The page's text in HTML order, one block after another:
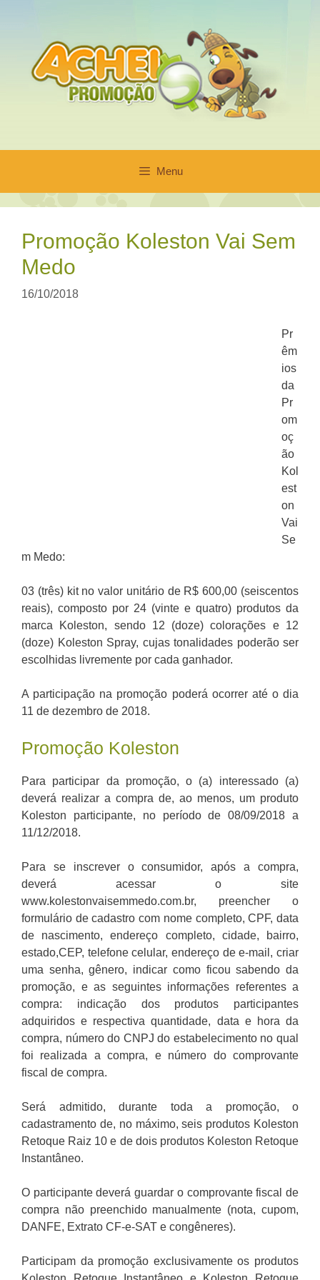
conteúdo
Menu
Promoção Koleston Vai Sem
Medo
16/10/2018
Pr
êm
ios
da
Pr
om
oç
ão
Kol
est
on
Vai
Se
m Medo:
03 (três) kit no valor unitário de R$ 600,00 (seiscentos
reais), composto por 24 (vinte e quatro) produtos da
marca Koleston, sendo 12 (doze) colorações e 12
(doze) Koleston Spray, cujas tonalidades poderão ser
escolhidas livremente por cada ganhador.
A participação na promoção poderá ocorrer até o dia
11 de dezembro de 2018.
Promoção Koleston
Para participar da promoção, o (a) interessado (a)
deverá realizar a compra de, ao menos, um produto
Koleston participante, no período de 08/09/2018 a
11/12/2018.
Para se inscrever o consumidor, após a compra,
deverá acessar o site
www.kolestonvaisemmedo.com.br, preencher o
formulário de cadastro com nome completo, CPF, data
de nascimento, endereço completo, cidade, bairro,
estado,CEP, telefone celular, endereço de e-mail, criar
uma senha, gênero, indicar como ficou sabendo da
promoção, e as seguintes informações referentes a
compra: indicação dos produtos participantes
adquiridos e respectiva quantidade, data e hora da
compra, número do CNPJ do estabelecimento no qual
foi realizada a compra, e número do comprovante
fiscal de compra.
Será admitido, durante toda a promoção, o
cadastramento de, no máximo, seis produtos Koleston
Retoque Raiz 10 e de dois produtos Koleston Retoque
Instantâneo.
O participante deverá guardar o comprovante fiscal de
compra não preenchido manualmente (nota, cupom,
DANFE, Extrato CF-e-SAT e congêneres).
Participam da promoção exclusivamente os produtos